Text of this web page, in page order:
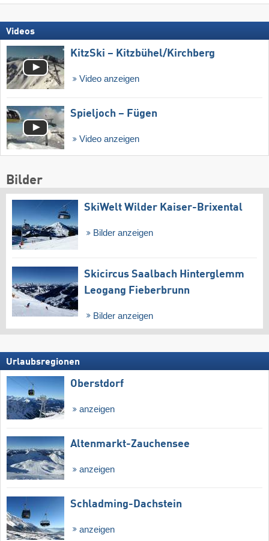
Videos
KitzSki – Kitzbühel/​Kirchberg
Video anzeigen
Spieljoch – Fügen
Video anzeigen
Bilder
SkiWelt Wilder Kaiser-Brixental
Bilder anzeigen
Skicircus Saalbach Hinterglemm
Leogang Fieberbrunn
Bilder anzeigen
Urlaubsregionen
Oberstdorf
anzeigen
Altenmarkt-Zauchensee
anzeigen
Schladming-Dachstein
anzeigen